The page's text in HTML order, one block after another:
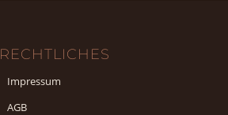
RECHTLICHES
Impressum
AGB